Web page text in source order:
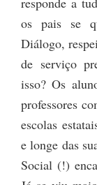
os pais se
Diálogo,
de serviço
isso? Os
professores
escolas
e longe das
Social (!)